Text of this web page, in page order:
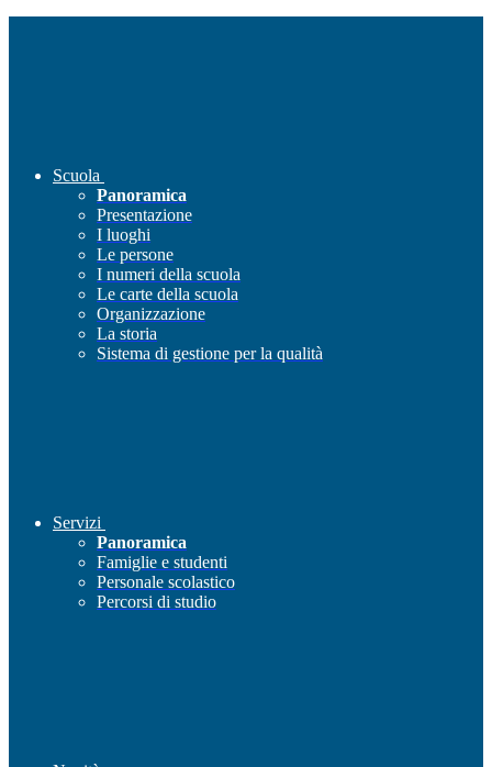
Scuola
Panoramica
Presentazione
I luoghi
Le persone
I numeri della scuola
Le carte della scuola
Organizzazione
La storia
Sistema di gestione per la qualità
Servizi
Panoramica
Famiglie e studenti
Personale scolastico
Percorsi di studio